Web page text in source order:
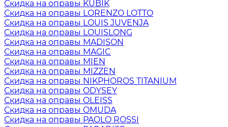
Скидка на оправы KUBIK
Скидка на оправы LORENZO LOTTO
Скидка на оправы LOUIS JUVENJA
Скидка на оправы LOUISLONG
Скидка на оправы MADISON
Скидка на оправы MAGIC
Скидка на оправы MIEN
Скидка на оправы MIZZEN
Скидка на оправы NIKPHOROS TITANIUM
Скидка на оправы ODYSEY
Скидка на оправы OLEISS
Скидка на оправы OMUDA
Скидка на оправы PAOLO ROSSI